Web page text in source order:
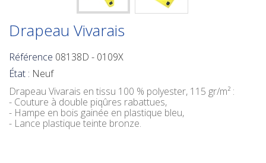
Drapeau Vivarais
Référence 08138D - 0109X
État : Neuf
Drapeau Vivarais en tissu 100 % polyester, 115 gr/m² :
- Couture à double piqûres rabattues,
- Hampe en bois gainée en plastique bleu,
- Lance plastique teinte bronze.